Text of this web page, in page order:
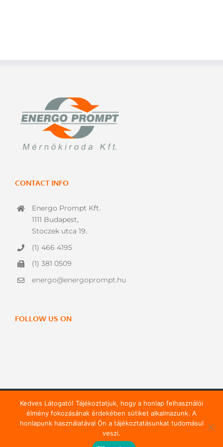
CONTACT INFO
Energo Prompt Kft.
1111 Budapest,
Stoczek utca 19.
(1) 466 4195
(1) 381 0509
energo@energoprompt.hu
FOLLOW US ON
©2026 |Energo Prompt- Mérnökiroda Kft. | Minden jog
fenntartva
FacebookYouTube
Kedves Látogató! Tájékoztatjuk, hogy a honlap felhasználói
élmény fokozásának érdekében sütiket alkalmazunk. A
honlapunk használatával Ön a tájékoztatásunkat tudomásul
veszi.